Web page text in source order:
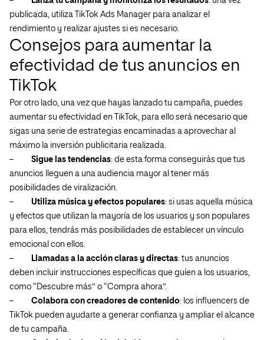
publicada, utiliza TikTok Ads Manager para analizar el
rendimiento y realizar ajustes si es necesario.
Consejos para aumentar la
efectividad de tus anuncios en
TikTok
Por otro lado, una vez que hayas lanzado tu campaña, puedes
aumentar su efectividad en TikTok, para ello será necesario que
sigas una serie de estrategias encaminadas a aprovechar al
máximo la inversión publicitaria realizada.
–
Sigue las tendencias: de esta forma conseguirás que tus
anuncios lleguen a una audiencia mayor al tener más
posibilidades de viralización.
–
Utiliza música y efectos populares: si usas aquella música
y efectos que utilizan la mayoría de los usuarios y son populares
para ellos, tendrás más posibilidades de establecer un vínculo
emocional con ellos.
–
Llamadas a la acción claras y directas: tus anuncios
deben incluir instrucciones específicas que guíen a los usuarios,
como “Descubre más” o “Compra ahora”.
–
Colabora con creadores de contenido: los influencers de
TikTok pueden ayudarte a generar confianza y ampliar el alcance
de tu campaña.